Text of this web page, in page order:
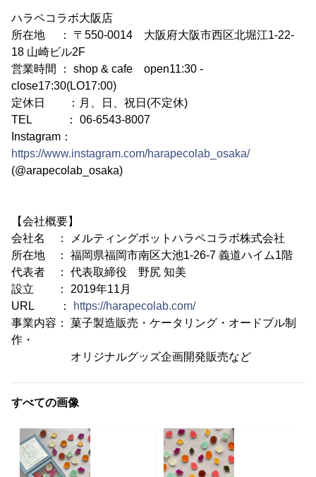
ハラペコラボ大阪店
所在地 ： 〒550-0014 大阪府大阪市西区北堀江1-22-
18 山崎ビル2F
営業時間 ： shop & cafe open11:30 -
close17:30(LO17:00)
定休日 ：月、日、祝日(不定休)
TEL ： 06-6543-8007
Instagram：
https://www.instagram.com/harapecolab_osaka/
(@arapecolab_osaka)
【会社概要】
会社名 ： メルティングポットハラペコラボ株式会社
所在地 ： 福岡県福岡市南区大池1-26-7 義道ハイム1階
代表者 ： 代表取締役 野尻 知美
設立 ： 2019年11月
URL ：
https://harapecolab.com/
事業内容： 菓子製造販売・ケータリング・オードブル制
作・
オリジナルグッズ企画開発販売など
すべての画像